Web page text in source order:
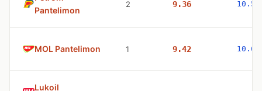
Pantelimon
2 9.36 10.57
MOL Pantelimon 1 9.42 10.63
Lukoil